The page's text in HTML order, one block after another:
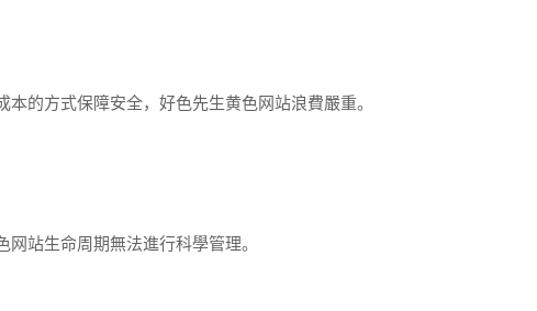
方式保障安全，好色先生黄色网站浪費嚴重。
站生命周期無法進行科學管理。